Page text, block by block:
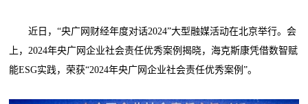
近日，“央广网财经年度对话2024”大型融媒活动在北京举行。会
上，2024年央广网企业社会责任优秀案例揭晓，海克斯康凭借数智赋
能ESG实践，荣获“2024年央广网企业社会责任优秀案例”。